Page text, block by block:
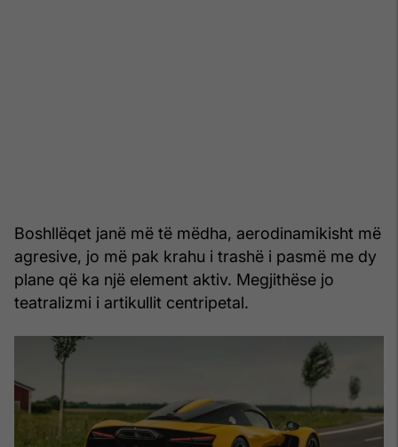
Boshllëqet janë më të mëdha, aerodinamikisht më
agresive, jo më pak krahu i trashë i pasmë me dy
plane që ka një element aktiv. Megjithëse jo
teatralizmi i artikullit centripetal.